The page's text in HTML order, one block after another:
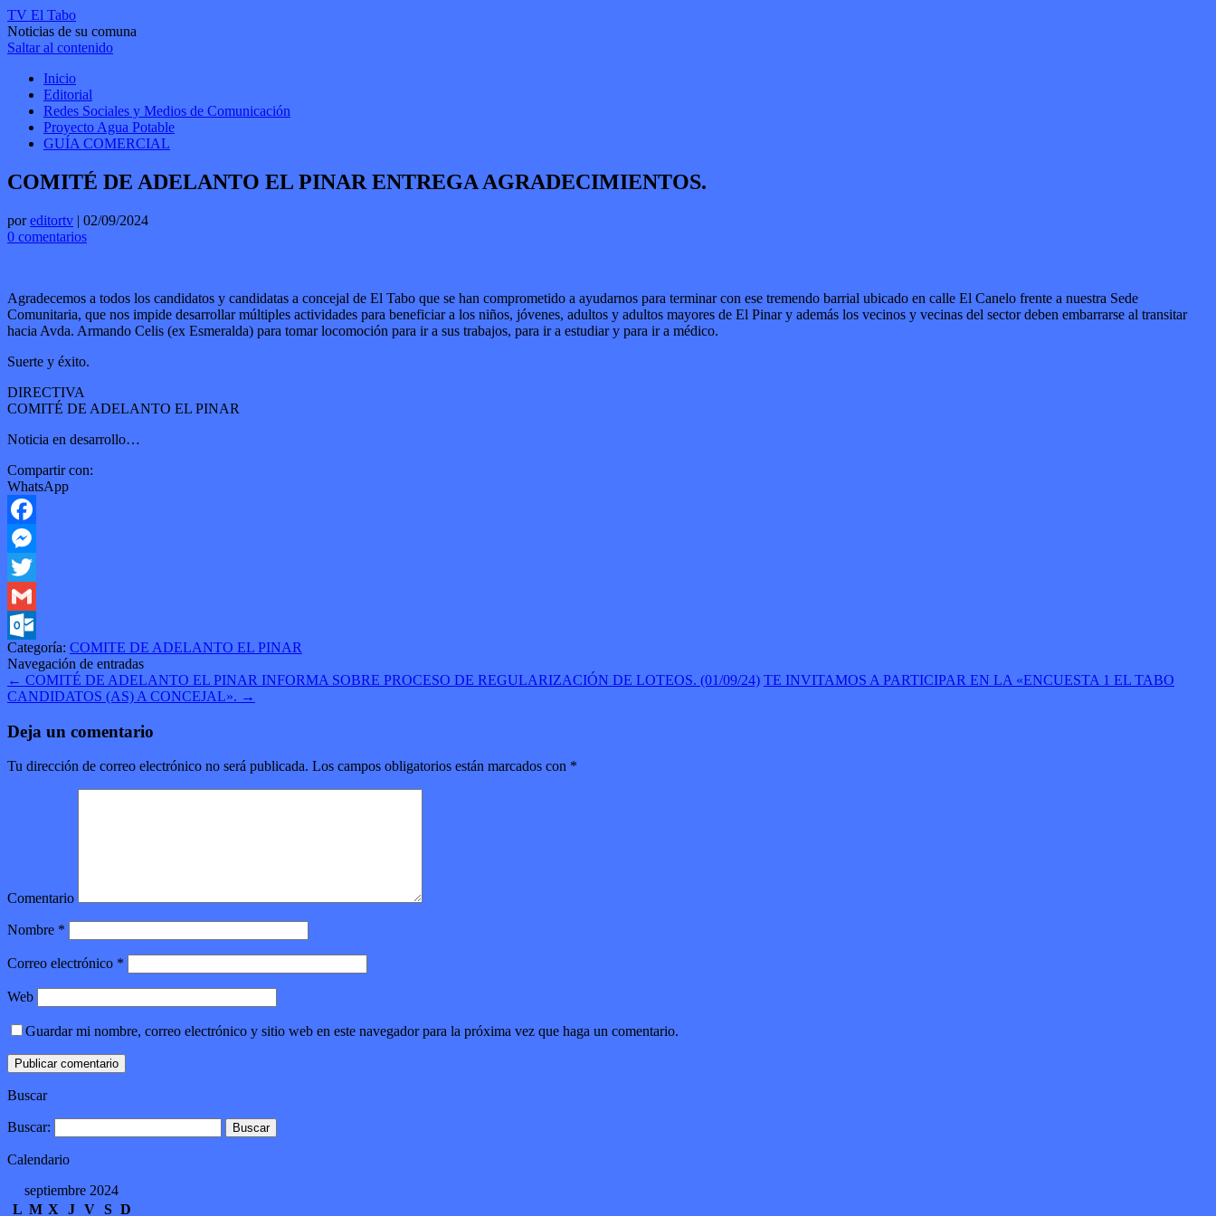
TV El Tabo
Noticias de su comuna
Saltar al contenido
Inicio
Editorial
Redes Sociales y Medios de Comunicación
Proyecto Agua Potable
GUÍA COMERCIAL
COMITÉ DE ADELANTO EL PINAR ENTREGA AGRADECIMIENTOS.
poreditortv | 02/09/2024
0 comentarios
Agradecemos a todos los candidatos y candidatas a concejal de El Tabo que se han comprometido a ayudarnos para terminar con ese tremendo barrial ubicado en calle El Canelo frente a nuestra Sede
Comunitaria, que nos impide desarrollar múltiples actividades para beneficiar a los niños, jóvenes, adultos y adultos mayores de El Pinar y además los vecinos y vecinas del sector deben embarrarse al transitar
hacia Avda. Armando Celis (ex Esmeralda) para tomar locomoción para ir a sus trabajos, para ir a estudiar y para ir a médico.
Suerte y éxito.
DIRECTIVA
COMITÉ DE ADELANTO EL PINAR
Noticia en desarrollo…
Compartir con:
WhatsApp
Facebook
Messenger
Twitter
Gmail
Outlook.com
Categoría: COMITE DE ADELANTO EL PINAR
Navegación de entradas
← COMITÉ DE ADELANTO EL PINAR INFORMA SOBRE PROCESO DE REGULARIZACIÓN DE LOTEOS. (01/09/24) TE INVITAMOS A PARTICIPAR EN LA «ENCUESTA 1 EL TABO
CANDIDATOS (AS) A CONCEJAL». →
Deja un comentario
Tu dirección de correo electrónico no será publicada. Los campos obligatorios están marcados con *
Comentario
Nombre *
Correo electrónico *
Web
Guardar mi nombre, correo electrónico y sitio web en este navegador para la próxima vez que haga un comentario.
Buscar
Buscar:
Calendario
septiembre 2024
L M X J V S D